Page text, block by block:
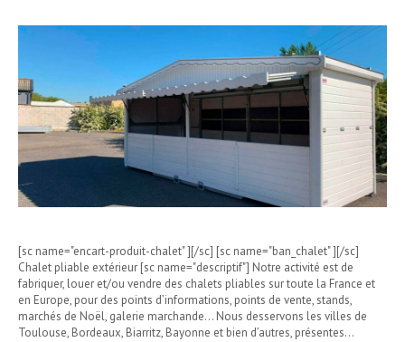
[sc name="encart-produit-chalet" ][/sc] [sc name="ban_chalet" ][/sc]
Chalet pliable extérieur [sc name="descriptif"] Notre activité est de
fabriquer, louer et/ou vendre des chalets pliables sur toute la France et
en Europe, pour des points d’informations, points de vente, stands,
marchés de Noël, galerie marchande… Nous desservons les villes de
Toulouse, Bordeaux, Biarritz, Bayonne et bien d’autres, présentes…